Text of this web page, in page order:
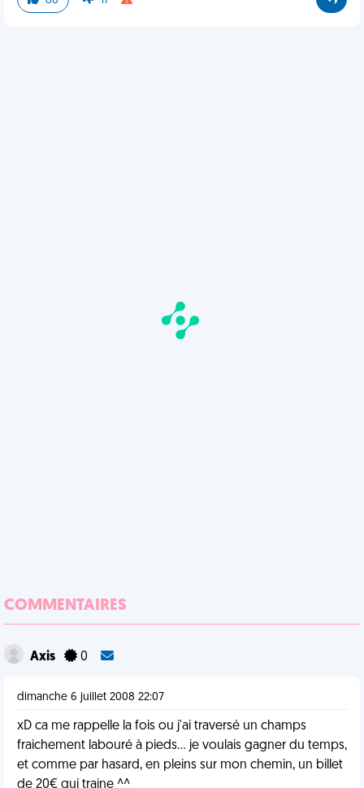
COMMENTAIRES
Axis 0
dimanche 6 juillet 2008 22:07
xD ca me rappelle la fois ou j'ai traversé un champs
fraichement labouré à pieds... je voulais gagner du temps,
et comme par hasard, en pleins sur mon chemin, un billet
de 20€ qui traine ^^